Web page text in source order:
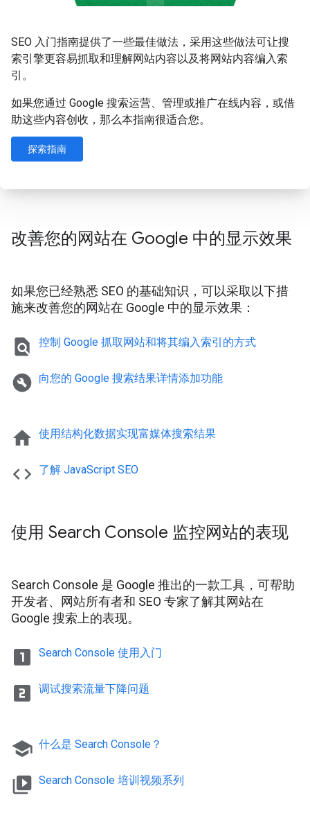
SEO 入门指南提供了一些最佳做法，采用这些做法可让搜
索引擎更容易抓取和理解网站内容以及将网站内容编入索
引。
如果您通过 Google 搜索运营、管理或推广在线内容，或借
助这些内容创收，那么本指南很适合您。
探索指南
改善您的网站在 Google 中的显示效果
如果您已经熟悉 SEO 的基础知识，可以采取以下措
施来改善您的网站在 Google 中的显示效果：
find_in_page 控制 Google 抓取网站和将其编入索引的方式
build_circle 向您的 Google 搜索结果详情添加功能
home 使用结构化数据实现富媒体搜索结果
code 了解 JavaScript SEO
使用 Search Console 监控网站的表现
Search Console 是 Google 推出的一款工具，可帮助
开发者、网站所有者和 SEO 专家了解其网站在
Google 搜索上的表现。
looks_one Search Console 使用入门
looks_two 调试搜索流量下降问题
school 什么是 Search Console？
video_library Search Console 培训视频系列